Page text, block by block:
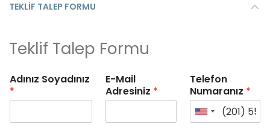
TEKLIF TALEP FORMU
Teklif Talep Formu
Adınız Soyadınız
*
E-Mail
Adresiniz *
Telefon
Numaranız *